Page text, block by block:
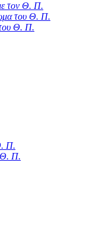
τον Θ. Π.
του Θ. Π.
Θ. Π.
Π.
Θ. Π.